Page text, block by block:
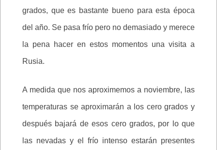
grados, que es bastante bueno para esta época
del año. Se pasa frío pero no demasiado y merece
la pena hacer en estos momentos una visita a
Rusia.
A medida que nos aproximemos a noviembre, las
temperaturas se aproximarán a los cero grados y
después bajará de esos cero grados, por lo que
las nevadas y el frío intenso estarán presentes